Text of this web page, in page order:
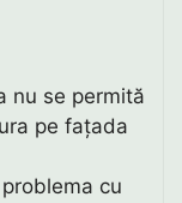
nu se permită
pe fațada
cu